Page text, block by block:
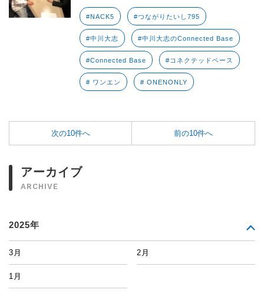
#NACK5 #つながりたいし795
#中川大志 #中川大志のConnected Base
#Connected Base #コネクテッドベース
# ワンエン # ONENONLY
次の10件へ 前の10件へ
アーカイブ
ARCHIVE
2025年
3月 2月
1月